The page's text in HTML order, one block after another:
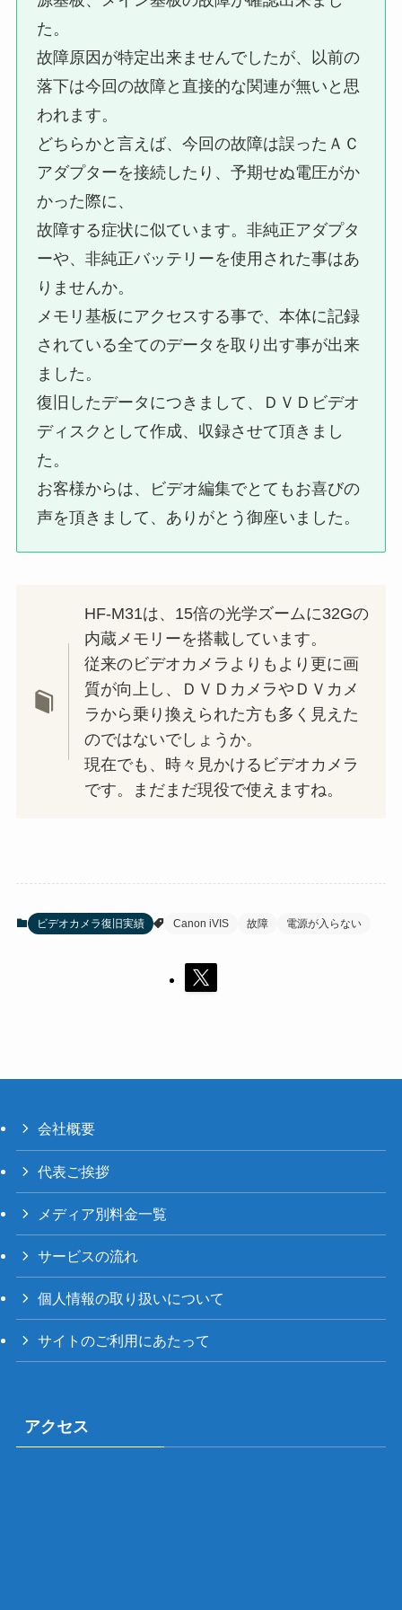
た。
故障原因が特定出来ませんでしたが、以前の
落下は今回の故障と直接的な関連が無いと思
われます。
どちらかと言えば、今回の故障は誤ったＡＣ
アダプターを接続したり、予期せぬ電圧がか
かった際に、
故障する症状に似ています。非純正アダプタ
ーや、非純正バッテリーを使用された事はあ
りませんか。
メモリ基板にアクセスする事で、本体に記録
されている全てのデータを取り出す事が出来
ました。
復旧したデータにつきまして、ＤＶＤビデオ
ディスクとして作成、収録させて頂きまし
た。
お客様からは、ビデオ編集でとてもお喜びの
声を頂きまして、ありがとう御座いました。
HF-M31は、15倍の光学ズームに32Gの
内蔵メモリーを搭載しています。
従来のビデオカメラよりもより更に画
質が向上し、ＤＶＤカメラやＤＶカメ
ラから乗り換えられた方も多く見えた
のではないでしょうか。
現在でも、時々見かけるビデオカメラ
です。まだまだ現役で使えますね。
ビデオカメラ復旧実績 Canon iVIS 故障 電源が入らない
会社概要
代表ご挨拶
メディア別料金一覧
サービスの流れ
個人情報の取り扱いについて
サイトのご利用にあたって
アクセス